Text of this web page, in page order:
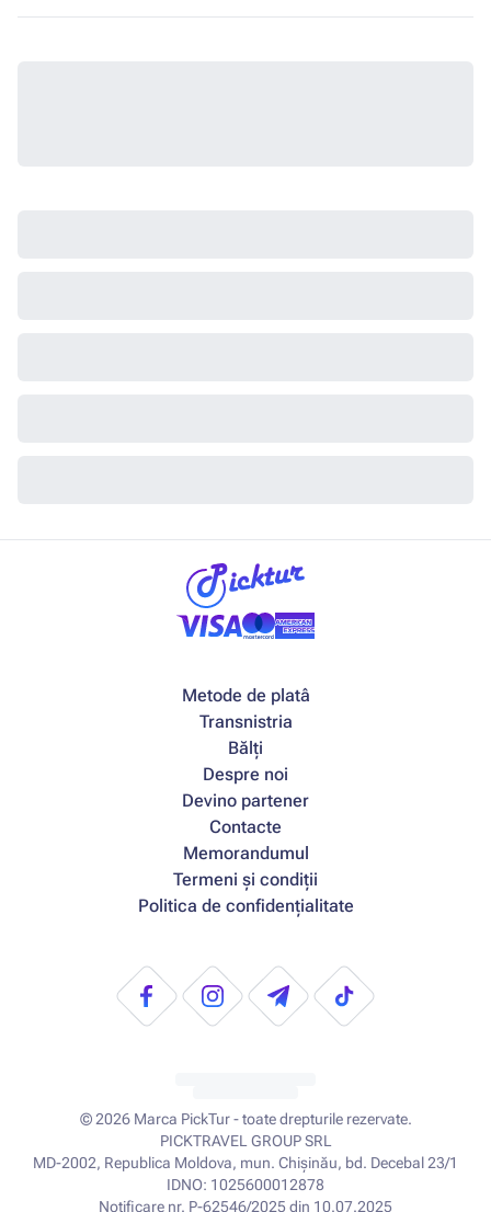
Metode de platâ
Transnistria
Bălți
Despre noi
Devino partener
Contacte
Memorandumul
Termeni și condiții
Politica de confidențialitate
© 2026 Marca PickTur - toate drepturile rezervate.
PICKTRAVEL GROUP SRL
MD-2002, Republica Moldova, mun. Chișinău, bd. Decebal 23/1
IDNO: 1025600012878
Notificare nr. P-62546/2025 din 10.07.2025